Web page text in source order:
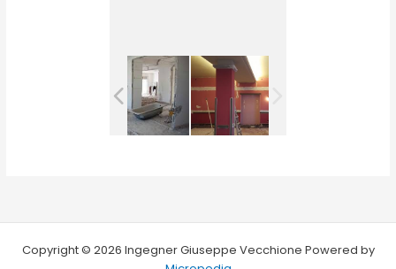
Copyright © 2026 Ingegner Giuseppe Vecchione Powered by